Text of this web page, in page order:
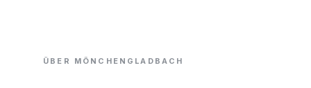
ÜBER MÖNCHENGLADBACH